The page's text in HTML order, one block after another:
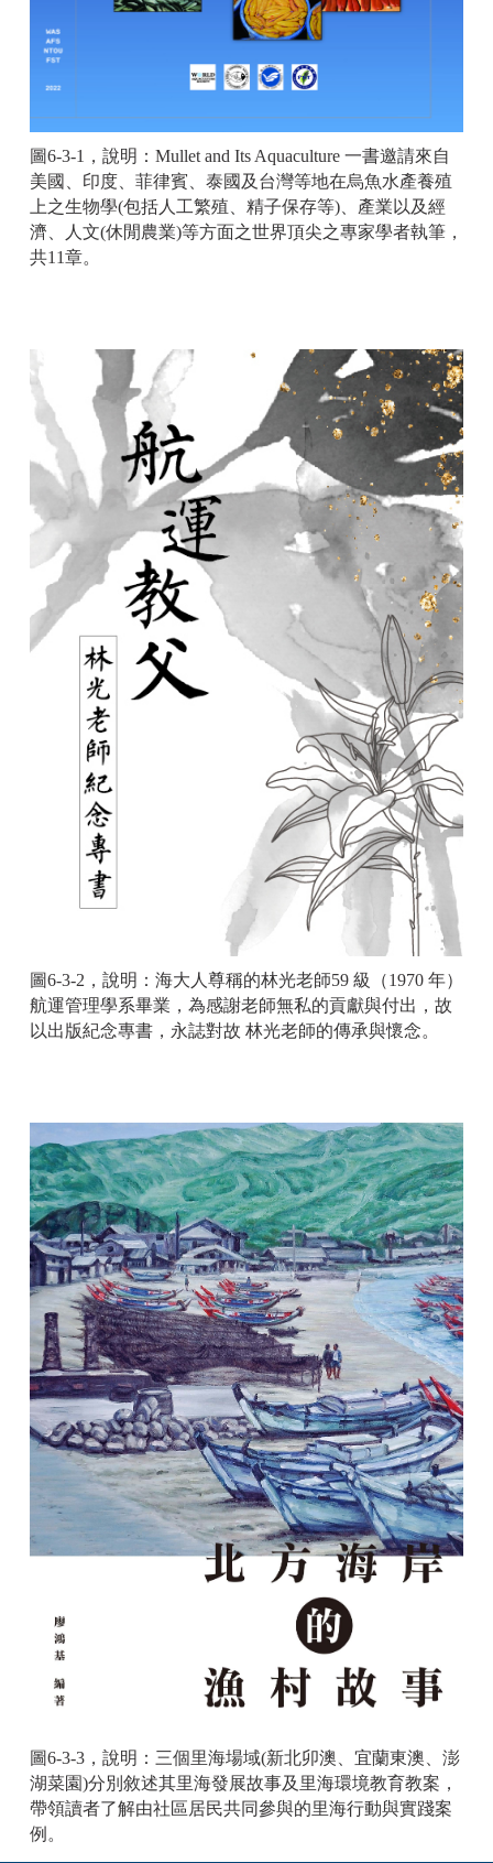
圖6-3-1，說明：Mullet and Its Aquaculture 一書邀請來自
美國、印度、菲律賓、泰國及台灣等地在烏魚水產養殖
上之生物學(包括人工繁殖、精子保存等)、產業以及經
濟、人文(休閒農業)等方面之世界頂尖之專家學者執筆，
共11章。
圖6-3-2，說明：海大人尊稱的林光老師59 級（1970 年）
航運管理學系畢業，為感謝老師無私的貢獻與付出，故
以出版紀念專書，永誌對故 林光老師的傳承與懷念。
圖6-3-3，說明：三個里海場域(新北卯澳、宜蘭東澳、澎
湖菜園)分別敘述其里海發展故事及里海環境教育教案，
帶領讀者了解由社區居民共同參與的里海行動與實踐案
例。